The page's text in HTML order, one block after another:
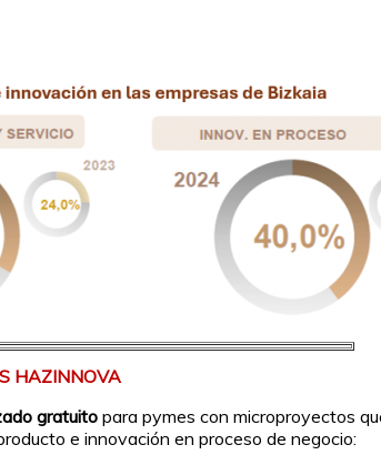
HAZINNOVA
gratuitopara pymes con microproyectos
e innovación en proceso de negocio: